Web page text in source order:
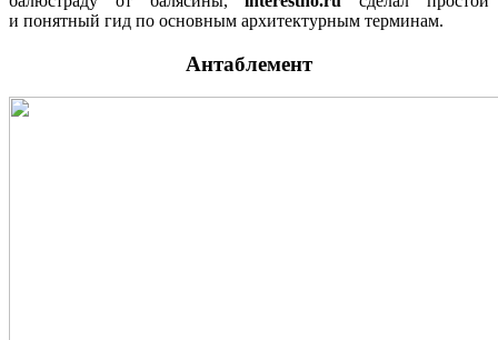
и понятный гид по основным архитектурным терминам.
Антаблемент